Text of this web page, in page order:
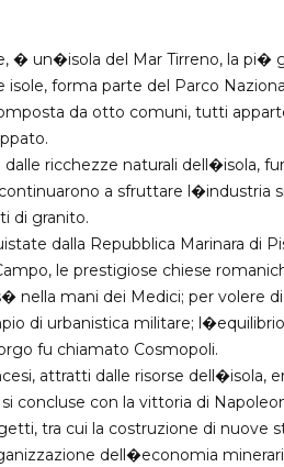
� un�isola del Mar Tirreno, la pi�
forma parte del Parco
da otto comuni, tutti
ricchezze naturali dell�isola,
a sfruttare l�industria
di granito.
dalla Repubblica Marinara di
le prestigiose chiese
nella mani dei Medici; per volere
di urbanistica militare;
fu chiamato Cosmopoli.
attratti dalle risorse dell�isola,
concluse con la vittoria di
tra cui la costruzione di nuove
dell�economia